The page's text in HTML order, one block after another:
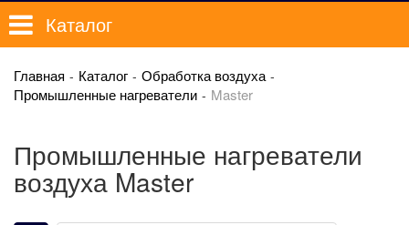
Каталог
Главная Каталог
Обработка воздуха
Промышленные нагреватели
Master
Промышленные нагреватели
воздуха Master